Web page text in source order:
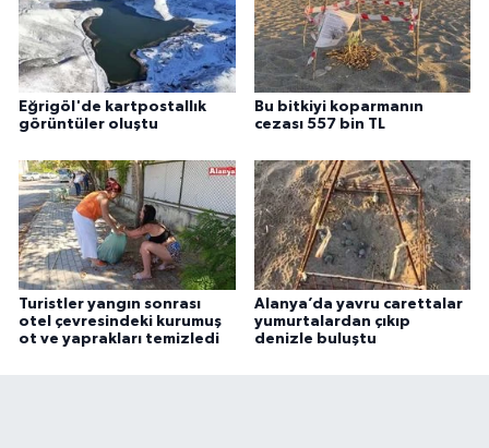
Eğrigöl'de kartpostallık
görüntüler oluştu
Bu bitkiyi koparmanın
cezası 557 bin TL
Turistler yangın sonrası
otel çevresindeki kurumuş
ot ve yaprakları temizledi
Alanya’da yavru carettalar
yumurtalardan çıkıp
denizle buluştu